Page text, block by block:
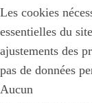
Les cookies
essentielles du
ajustements des
pas de données
Aucun